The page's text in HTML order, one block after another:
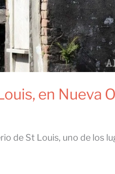
en Nueva
de St Louis, uno de los